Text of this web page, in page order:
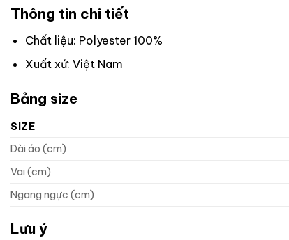
Thông tin chi tiết
Chất liệu: Polyester 100%
Xuất xứ: Việt Nam
Bảng size
SIZE
Dài áo (cm)
Vai (cm)
Ngang ngực (cm)
Lưu ý